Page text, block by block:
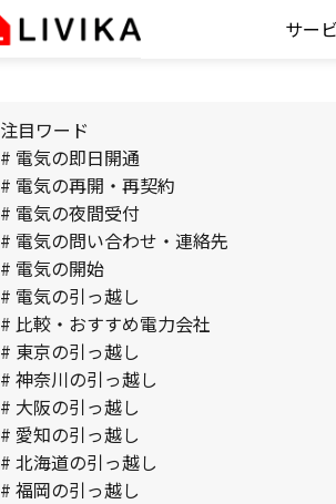
サー
注目ワード
# 電気の即日開通
# 電気の再開・再契約
# 電気の夜間受付
# 電気の問い合わせ・連絡先
# 電気の開始
# 電気の引っ越し
# 比較・おすすめ電力会社
# 東京の引っ越し
# 神奈川の引っ越し
# 大阪の引っ越し
# 愛知の引っ越し
# 北海道の引っ越し
# 福岡の引っ越し